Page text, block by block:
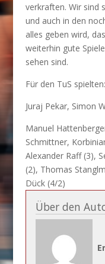
verkraften. Wir sind
und auch in den
alles geben wird,
weiterhin gute
sehen sind.
Für den TuS spielten:
Juraj Pekar, Simon
Manuel
Schmittner,
Alexander Raff (3),
(2), Thomas
Dück (4/2)
Über den